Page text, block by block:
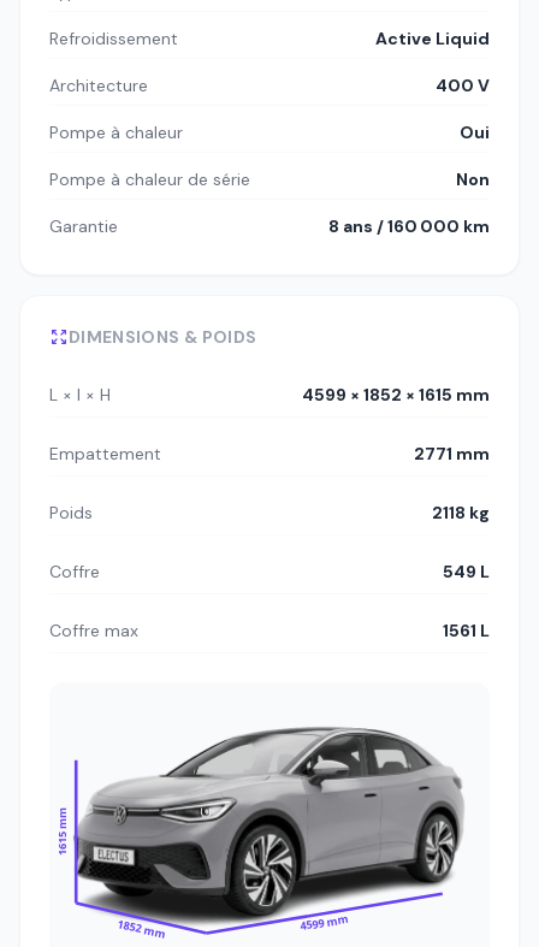
Refroidissement Active Liquid
Architecture 400 V
Pompe à chaleur Oui
Pompe à chaleur de série Non
Garantie 8 ans / 160 000 km
DIMENSIONS & POIDS
L × l × H 4599 × 1852 × 1615 mm
Empattement 2771 mm
Poids 2118 kg
Coffre 549 L
Coffre max 1561 L
1615 mm
1852 mm 4599 mm